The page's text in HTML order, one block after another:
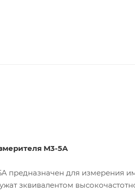
М3-5А
предназначен для измерения
зквивалентом